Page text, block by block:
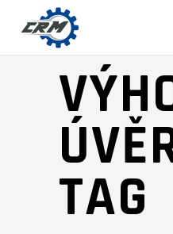
TAG